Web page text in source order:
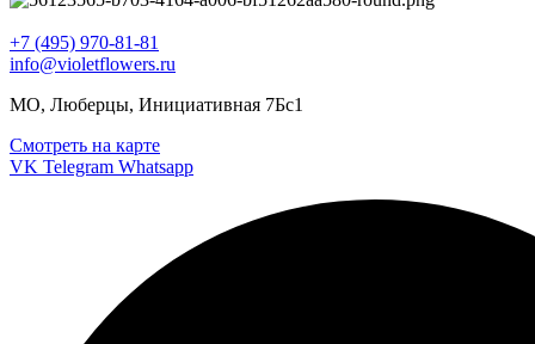
+7 (495) 970-81-81
info@violetflowers.ru
МО, Люберцы, Инициативная 7Бс1
Смотреть на карте
VK Telegram Whatsapp